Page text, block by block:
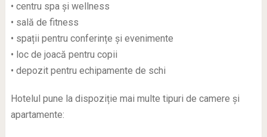
• centru spa și wellness
• sală de fitness
• spații pentru conferințe și evenimente
• loc de joacă pentru copii
• depozit pentru echipamente de schi
Hotelul pune la dispoziție mai multe tipuri de camere și
apartamente: